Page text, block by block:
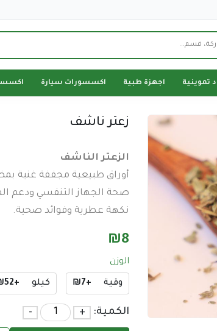
تموينية اجهزة طبية اكسسورات سيارة
زعتر ناشف
الزعتر الناشف
أوراق طبيعية مجففة غنية
صحة الجهاز التنفسي ودعم
نكهة عطرية وفوائد صحية.
₪8
الوزن
وقية +₪7 كيلو +₪52
الكمية: +
-